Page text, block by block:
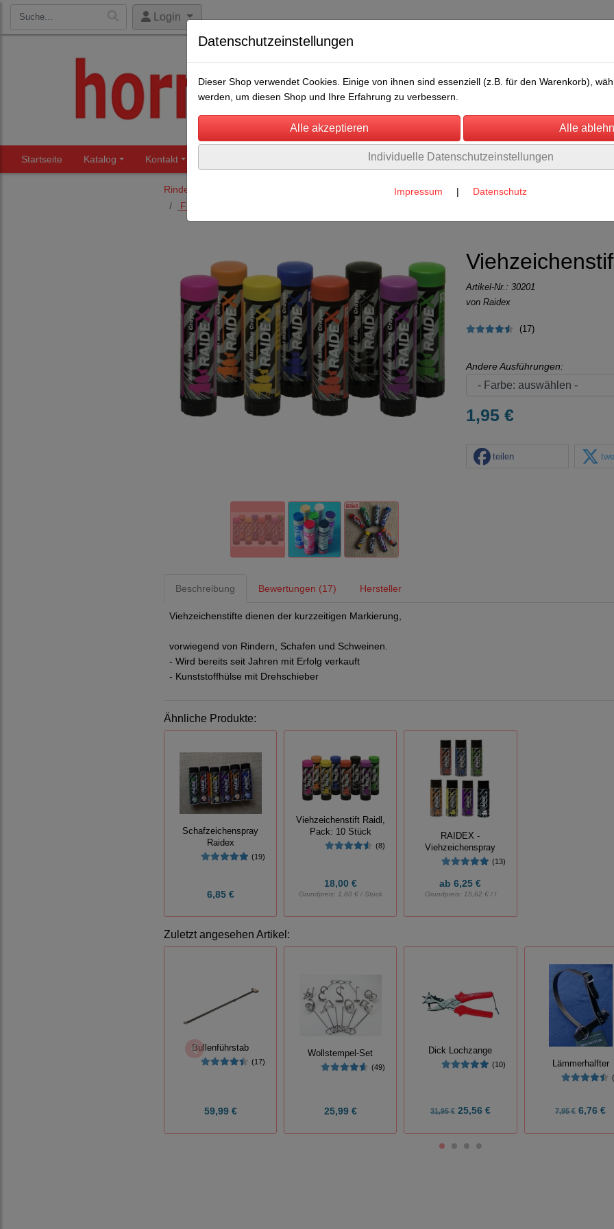
Login
Startseite Katalog Kontakt Über uns Umwelt Rechtliches
Rinderhaltung
Farbstifte/Farbspray
Artikel-Nr.: 30201
von Raidex
(17)
Andere Ausführungen:
1,95 €
teilen
Beschreibung Bewertungen (17) Hersteller
Viehzeichenstifte dienen der kurzzeitigen Markierung,
vorwiegend von Rindern, Schafen und Schweinen.
- Wird bereits seit Jahren mit Erfolg verkauft
- Kunststoffhülse mit Drehschieber
Ähnliche Produkte:
Schafzeichenspray
Raidex
(19)
6,85 €
Viehzeichenstift Raidl,
Pack: 10 Stück
(8)
18,00 €
Grundpreis: 1,80 € / Stück
RAIDEX -
Viehzeichenspray
(13)
ab 6,25 €
Grundpreis: 15,62 € / l
Zuletzt angesehen Artikel:
Bullenführstab
(17)
59,99 €
Wollstempel-Set
(49)
25,99 €
Dick Lochzange
(10)
31,95 €25,56 €
Lämmerhalfter
7,95 € 6,76 €
Datenschutzeinstellungen
Dieser Shop verwendet Cookies. Einige von ihnen sind essenziell (z.B. für den Warenkorb),
werden, um diesen Shop und Ihre Erfahrung zu verbessern.
Individuelle Datenschutzeinstellungen
Impressum | Datenschutz